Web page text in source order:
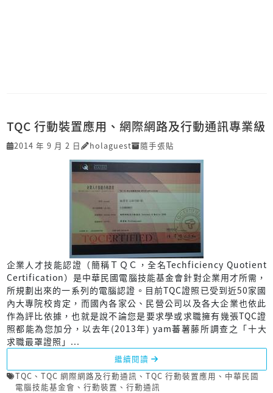
TQC 行動裝置應用、網際網路及行動通訊專業級
2014 年 9 月 2 日 holaguest 隨手張貼
企業人才技能認證（簡稱ＴＱＣ，全名Techficiency Quotient
Certification）是中華民國電腦技能基金會針對企業用才所需，
所規劃出來的一系列的電腦認證。目前TQC證照已受到近50家國
內大專院校肯定，而國內各家公、民營公司以及各大企業也依此
作為評比依據，也就是說不論您是要求學或求職擁有幾張TQC證
照都能為您加分，以去年(2013年) yam蕃薯藤所調查之「十大
求職最罩證照」...
繼續閱讀
TQC 、 TQC 網際網路及行動通訊 、 TQC 行動裝置應用 、 中華民國
電腦技能基金會 、 行動裝置 、 行動通訊